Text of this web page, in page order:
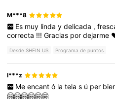
M***8
Es muy linda y delicada ,
correcta !!!Gracias pordejarme
Desde SHEIN US Programa de puntos
l***z
Me encant ó la tela s ú per
🤗🤗🤗🤗🤗🤗